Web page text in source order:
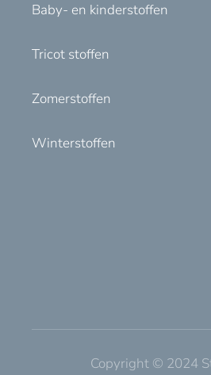
Baby- en kinderstoffen
Tricot stoffen
Zomerstoffen
Winterstoffen
Copyright © 2024